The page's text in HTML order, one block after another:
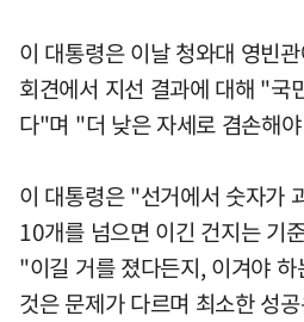
이 대통령은 이날 청와대 영빈
회견에서 지선 결과에 대해 "국
다"며 "더 낮은 자세로 겸손해
이 대통령은 "선거에서 숫자가
10개를 넘으면 이긴 건지는 기
"이길 거를 졌다든지, 이겨야
것은 문제가 다르며 최소한 성